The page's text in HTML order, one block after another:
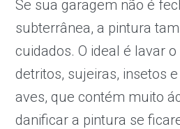
Se sua garagem não é
subterrânea, a pintura
cuidados. O ideal é lavar
detritos, sujeiras, insetos
aves, que contém muito
danificar a pintura se